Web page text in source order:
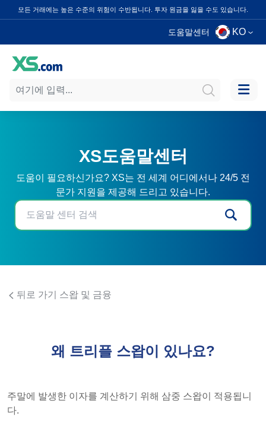
모든 거래에는 높은 수준의 위험이 수반됩니다. 투자 원금을 잃을 수도 있습니다.
도움말센터 KO
XS도움말센터
도움이 필요하신가요? XS는 전 세계 어디에서나 24/5 전
문가 지원을 제공해 드리고 있습니다.
뒤로 가기 스왑 및 금융
왜 트리플 스왑이 있나요?
주말에 발생한 이자를 계산하기 위해 삼중 스왑이 적용됩니
다.